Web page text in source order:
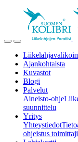
Ajankohtaista
Kuvastot
Blogi
Palvelut
Aineisto-ohje
suunnittelu
Yritys
Yhteystiedot
ohjeistus